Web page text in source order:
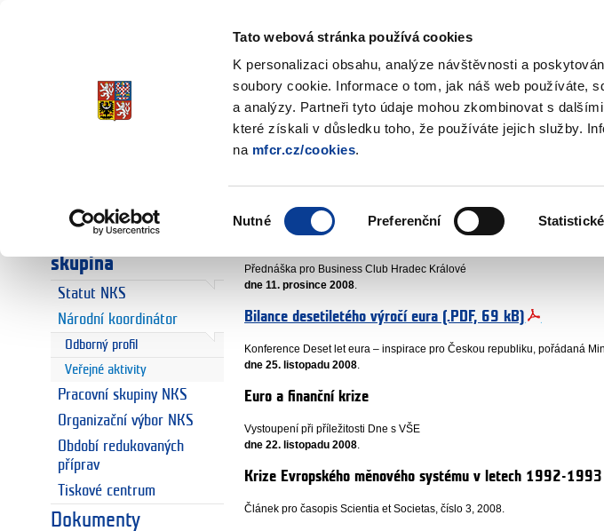
Tato webová stránka používá cookies
K personalizaci obsahu, analýze návštěvnosti a
soubory cookie. Informace o tom, jak náš web používáte,
a analýzy. Partneři tyto údaje mohou zkombinovat s
které získali v důsledku toho, že používáte jejich služby.
na mfcr.cz/cookies.
souhlasu
Nutné Preferenční Statistické
Úvodní stránka
republika
skupina
Statut NKS
Národní koordinátor
Odborný profil
Veřejné aktivity
Pracovní skupiny NKS
Organizační výbor NKS
Období redukovaných
příprav
Tiskové centrum
Dokumenty
Úvodní stránka Národní koordinační skupina Národní koordinátor
Veřejné aktivity za rok 2008
Co může způsobit probíhající krize finančního sektoru?
Přednáška pro Business Club Hradec Králové
dne 11. prosince 2008.
Bilance desetiletého výročí eura (.PDF, 69 kB)
Konference Deset let eura – inspirace pro Českou republiku, pořádaná
dne 25. listopadu 2008.
Euro a finanční krize
Vystoupení při příležitosti Dne s VŠE
dne 22. listopadu 2008.
Krize Evropského měnového systému v letech 1992-
Článek pro časopis Scientia et Societas, číslo 3, 2008.